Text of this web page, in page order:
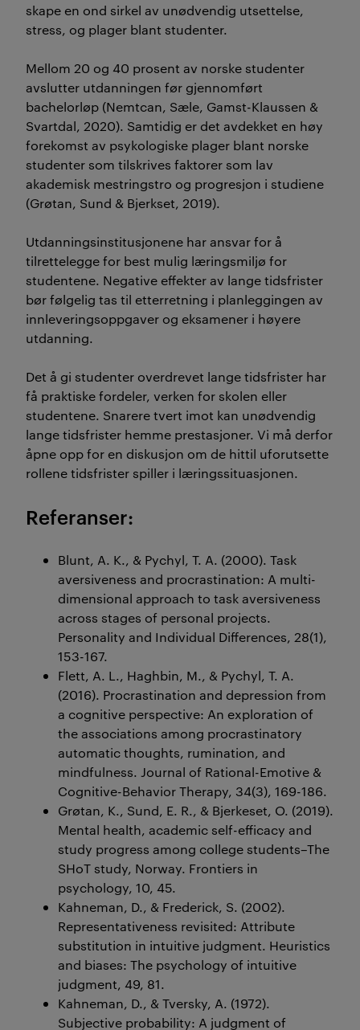
skape en ond sirkel av unødvendig utsettelse,
stress, og plager blant studenter.
Mellom 20 og 40 prosent av norske studenter
avslutter utdanningen før gjennomført
bachelorløp (Nemtcan, Sæle, Gamst-Klaussen &
Svartdal, 2020). Samtidig er det avdekket en høy
forekomst av psykologiske plager blant norske
studenter som tilskrives faktorer som lav
akademisk mestringstro og progresjon i studiene
(Grøtan, Sund & Bjerkset, 2019).
Utdanningsinstitusjonene har ansvar for å
tilrettelegge for best mulig læringsmiljø for
studentene. Negative effekter av lange tidsfrister
bør følgelig tas til etterretning i planleggingen av
innleveringsoppgaver og eksamener i høyere
utdanning.
Det å gi studenter overdrevet lange tidsfrister har
få praktiske fordeler, verken for skolen eller
studentene. Snarere tvert imot kan unødvendig
lange tidsfrister hemme prestasjoner. Vi må derfor
åpne opp for en diskusjon om de hittil uforutsette
rollene tidsfrister spiller i læringssituasjonen.
Referanser:
Blunt, A. K., & Pychyl, T. A. (2000). Task
aversiveness and procrastination: A multi-
dimensional approach to task aversiveness
across stages of personal projects.
Personality and Individual Differences, 28(1),
153-167.
Flett, A. L., Haghbin, M., & Pychyl, T. A.
(2016). Procrastination and depression from
a cognitive perspective: An exploration of
the associations among procrastinatory
automatic thoughts, rumination, and
mindfulness. Journal of Rational-Emotive &
Cognitive-Behavior Therapy, 34(3), 169-186.
Grøtan, K., Sund, E. R., & Bjerkeset, O. (2019).
Mental health, academic self-efficacy and
study progress among college students–The
SHoT study, Norway. Frontiers in
psychology, 10, 45.
Kahneman, D., & Frederick, S. (2002).
Representativeness revisited: Attribute
substitution in intuitive judgment. Heuristics
and biases: The psychology of intuitive
judgment, 49, 81.
Kahneman, D., & Tversky, A. (1972).
Subjective probability: A judgment of